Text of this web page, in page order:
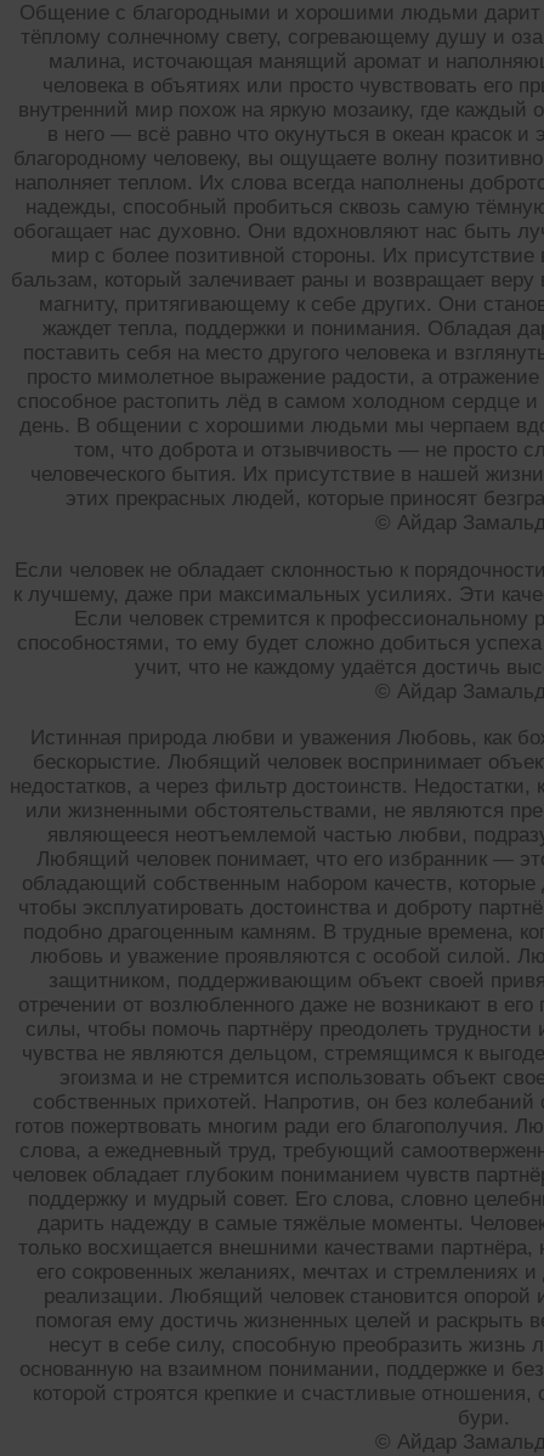
Общение с благородными и хорошими людьми дарит
тёплому солнечному свету, согревающему душу и
малина, источающая манящий аромат и
человека в объятиях или просто чувствовать его
внутренний мир похож на яркую мозаику, где каждый
в него — всё равно что окунуться в океан красок
благородному человеку, вы ощущаете волну
наполняет теплом. Их слова всегда наполнены
надежды, способный пробиться сквозь самую
обогащает нас духовно. Они вдохновляют нас быть
мир с более позитивной стороны. Их
бальзам, который залечивает раны и возвращает
магниту, притягивающему к себе других. Они
жаждет тепла, поддержки и понимания. Обладая
поставить себя на место другого человека и
просто мимолетное выражение радости, а
способное растопить лёд в самом холодном сердце
день. В общении с хорошими людьми мы черпаем
том, что доброта и отзывчивость — не просто
человеческого бытия. Их присутствие в нашей
этих прекрасных людей, которые приносят
© Айдар
Если человек не обладает склонностью к
к лучшему, даже при максимальных усилиях. Эти
Если человек стремится к профессиональному
способностями, то ему будет сложно добиться
учит, что не каждому удаётся достичь
© Айдар
Истинная природа любви и уважения Любовь, как
бескорыстие. Любящий человек воспринимает
недостатков, а через фильтр достоинств.
или жизненными обстоятельствами, не являются
являющееся неотъемлемой частью любви,
Любящий человек понимает, что его избранник —
обладающий собственным набором качеств,
чтобы эксплуатировать достоинства и доброту
подобно драгоценным камням. В трудные времена,
любовь и уважение проявляются с особой силой.
защитником, поддерживающим объект своей
отречении от возлюбленного даже не возникают в
силы, чтобы помочь партнёру преодолеть
чувства не являются дельцом, стремящимся к
эгоизма и не стремится использовать объект
собственных прихотей. Напротив, он без
готов пожертвовать многим ради его благополучия.
слова, а ежедневный труд, требующий
человек обладает глубоким пониманием чувств
поддержку и мудрый совет. Его слова, словно
дарить надежду в самые тяжёлые моменты.
только восхищается внешними качествами
его сокровенных желаниях, мечтах и стремлениях
реализации. Любящий человек становится опорой
помогая ему достичь жизненных целей и раскрыть
несут в себе силу, способную преобразить
основанную на взаимном понимании, поддержке и
которой строятся крепкие и счастливые
бури.
© Айдар